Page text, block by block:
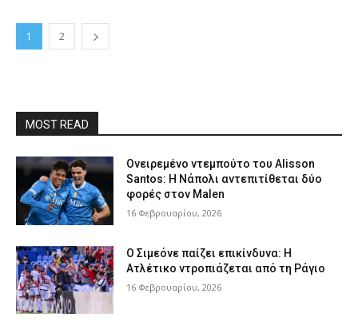
1 2
MOST READ
Ονειρεμένο ντεμπούτο του Alisson
Santos: Η Νάπολι αντεπιτίθεται δύο
φορές στον Malen
16 Φεβρουαρίου, 2026
Ο Σιμεόνε παίζει επικίνδυνα: Η
Ατλέτικο ντροπιάζεται από τη Ράγιο
16 Φεβρουαρίου, 2026